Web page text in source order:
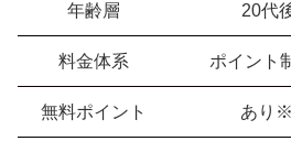
年齢層 20代
料金体系 ポイント
無料ポイント あり